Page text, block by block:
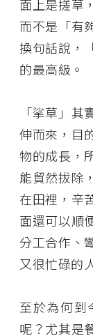
面上是搓草
而不是「有
換句話說，
的最高級。
「挲草」
伸而來，目
物的成長，
能貿然拔除
在田裡，辛
面還可以順
分工合作、
又很忙碌的
至於為何到
呢？尤其是